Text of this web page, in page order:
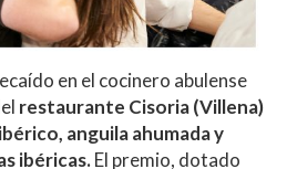
en el cocinero abulense
restaurante Cisoria (Villena)
anguila ahumada y
ibéricas.El premio, dotado